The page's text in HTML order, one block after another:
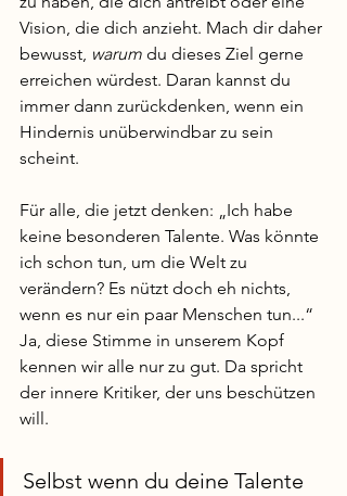
Vision, die dich anzieht. Mach dir daher
bewusst, warum du dieses Ziel gerne
erreichen würdest. Daran kannst du
immer dann zurückdenken, wenn ein
Hindernis unüberwindbar zu sein
scheint.
Für alle, die jetzt denken: „Ich habe
keine besonderen Talente. Was könnte
ich schon tun, um die Welt zu
verändern? Es nützt doch eh nichts,
wenn es nur ein paar Menschen tun...“
Ja, diese Stimme in unserem Kopf
kennen wir alle nur zu gut. Da spricht
der innere Kritiker, der uns beschützen
will.
Selbst wenn du deine Talente